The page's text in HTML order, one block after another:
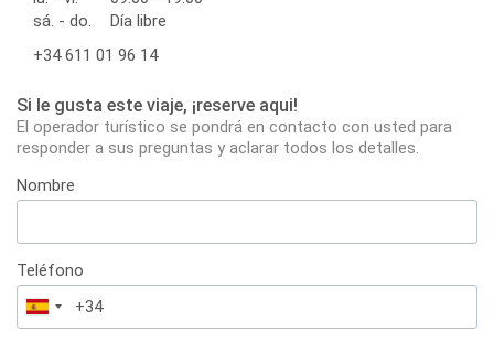
sá. - do.
Día libre
+34 611 01 96 14
Si le gusta este viaje, ¡reserve aqui!
El operador turístico se pondrá en contacto con usted para
responder a sus preguntas y aclarar todos los detalles.
Nombre
Teléfono
España
+34